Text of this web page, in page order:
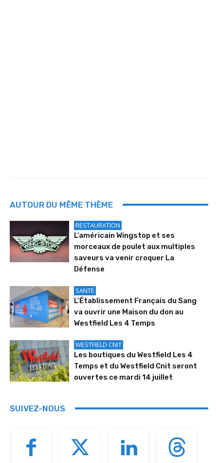
AUTOUR DU MÊME THÈME
RESTAURATION
L’américain Wingstop et ses
morceaux de poulet aux multiples
saveurs va venir croquer La
Défense
SANTÉ
L’Établissement Français du Sang
va ouvrir une Maison du don au
Westfield Les 4 Temps
WESTFIELD CNIT
Les boutiques du Westfield Les 4
Temps et du Westfield Cnit seront
ouvertes ce mardi 14 juillet
SUIVEZ-NOUS